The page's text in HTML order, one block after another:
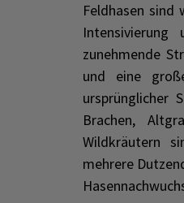
Feldhasen
Intensivierung
zunehmende
und eine
ursprünglicher
Brachen,
Wildkräutern
mehrere